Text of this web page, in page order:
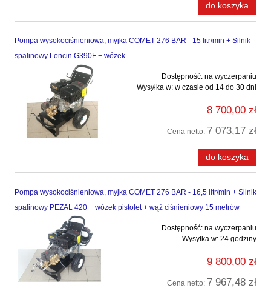
do koszyka
Pompa wysokociśnieniowa, myjka COMET 276 BAR - 15 litr/min + Silnik
spalinowy Loncin G390F + wózek
Dostępność: na wyczerpaniu
Wysyłka w: w czasie od 14 do 30 dni
8 700,00 zł
Cena netto: 7 073,17 zł
do koszyka
Pompa wysokociśnieniowa, myjka COMET 276 BAR - 16,5 litr/min + Silnik
spalinowy PEZAL 420 + wózek pistolet + wąż ciśnieniowy 15 metrów
Dostępność: na wyczerpaniu
Wysyłka w: 24 godziny
9 800,00 zł
Cena netto: 7 967,48 zł